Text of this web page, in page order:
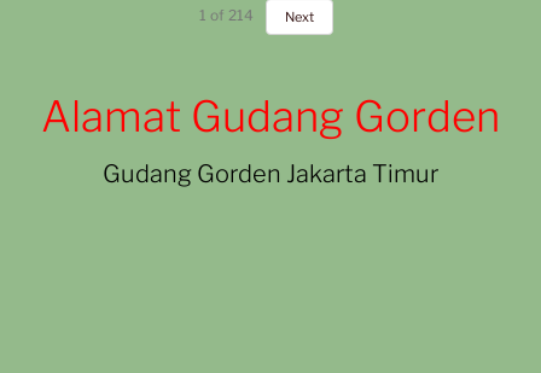
1 of 214 Next
Alamat Gudang Gorden
Gudang Gorden Jakarta Timur